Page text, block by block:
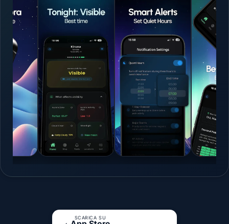
SCARICA SU